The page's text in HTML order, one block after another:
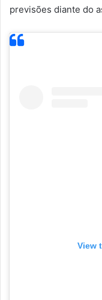
previsões diante do
View